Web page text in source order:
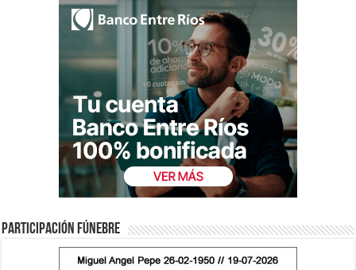
Participación fúnebre